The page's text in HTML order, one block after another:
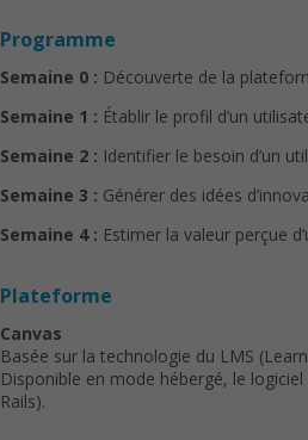
Programme
Semaine 0 : Découverte de la
Semaine 1 : Établir le profil d’un
Semaine 2 : Identifier le besoin d’un
Semaine 3 : Générer des idées
Semaine 4 : Estimer la valeur perçue
Plateforme
Canvas
Basée sur la technologie du LMS
Disponible en mode hébergé, le
Rails).